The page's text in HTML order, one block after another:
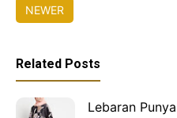
NEWER
Related Posts
Lebaran